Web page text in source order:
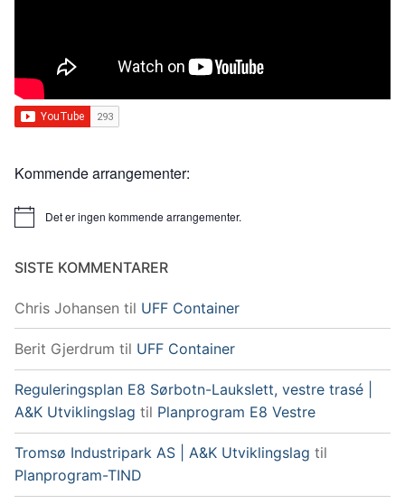
Kommende arrangementer:
MerknadDet er ingen kommende arrangementer.
SISTE KOMMENTARER
Chris Johansen til UFF Container
Berit Gjerdrum til UFF Container
Reguleringsplan E8 Sørbotn-Laukslett, vestre trasé |
A&K Utviklingslag til Planprogram E8 Vestre
Tromsø Industripark AS | A&K Utviklingslag til
Planprogram-TIND